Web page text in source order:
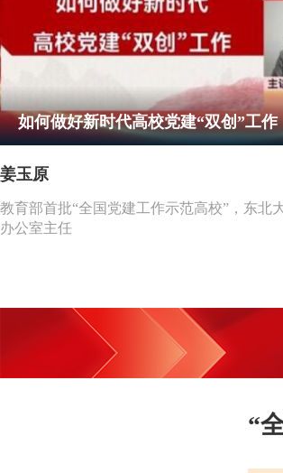
如何做好新时代高校党建“双创”工作
姜玉原
教育部首批“全国党建工作示范高校”，东北
办公室主任
“